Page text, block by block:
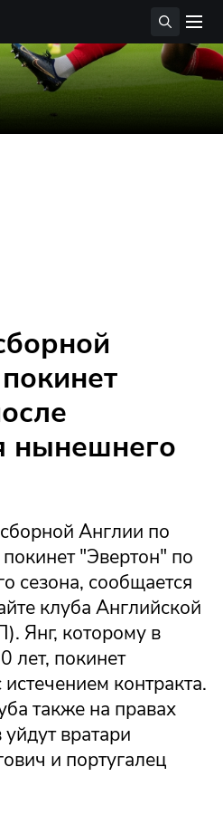
нынешнего
Англии по
"Эвертон" по
сезона, сообщается
клуба Английской
Янг, которому в
лет, покинет
контракта.
также на правах
вратари
и португалец